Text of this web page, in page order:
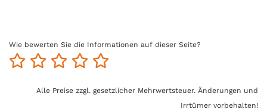
Wie bewerten Sie die Informationen auf dieser Seite?
Alle Preise zzgl. gesetzlicher Mehrwertsteuer. Änderungen und
Irrtümer vorbehalten!